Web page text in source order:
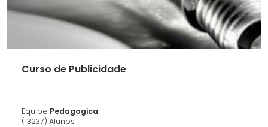
Curso de Publicidade
Equipe Pedagogica
(13237) Alunos